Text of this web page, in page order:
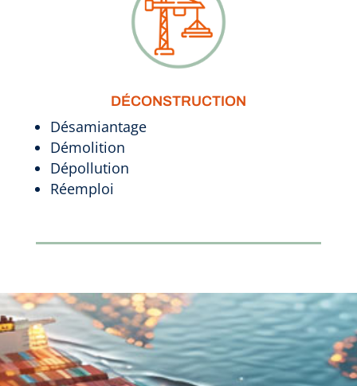
DÉCONSTRUCTION
Désamiantage
Démolition
Dépollution
Réemploi